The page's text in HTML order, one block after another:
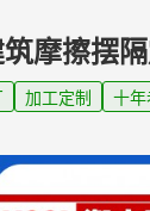
摩擦摆
加工定制 十年